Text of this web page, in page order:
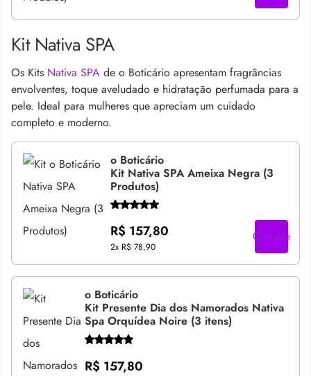
Kit Nativa SPA
Os Kits Nativa SPA de o Boticário apresentam fragrâncias
envolventes, toque aveludado e hidratação perfumada para a
pele. Ideal para mulheres que apreciam um cuidado
completo e moderno.
o Boticário
Kit Nativa SPA Ameixa Negra (3
Produtos)
R$ 157,80
2x R$ 78,90
Compre
o Boticário
Kit Presente Dia dos Namorados Nativa
Spa Orquídea Noire (3 itens)
R$ 157,80